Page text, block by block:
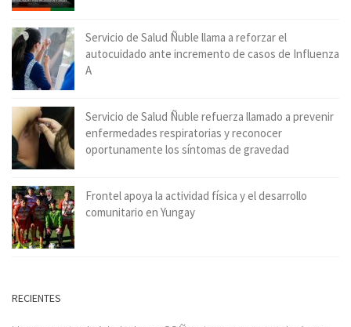
Servicio de Salud Ñuble llama a reforzar el
autocuidado ante incremento de casos de Influenza
A
Servicio de Salud Ñuble refuerza llamado a prevenir
enfermedades respiratorias y reconocer
oportunamente los síntomas de gravedad
Frontel apoya la actividad física y el desarrollo
comunitario en Yungay
RECIENTES